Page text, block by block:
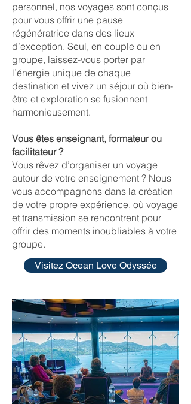
personnel, nos voyages sont conçus
pour vous offrir une pause
régénératrice dans des lieux
d’exception. Seul, en couple ou en
groupe, laissez-vous porter par
l’énergie unique de chaque
destination et vivez un séjour où bien-
être et exploration se fusionnent
harmonieusement.
Vous êtes enseignant, formateur ou
facilitateur ?
Vous rêvez d’organiser un voyage
autour de votre enseignement ? Nous
vous accompagnons dans la création
de votre propre expérience, où voyage
et transmission se rencontrent pour
offrir des moments inoubliables à votre
groupe.
Visitez Ocean Love Odyssée